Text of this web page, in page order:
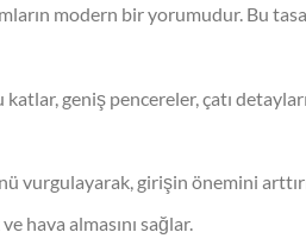
modern bir yorumudur. Bu
geniş pencereler, çatı
vurgulayarak, girişin önemini
hava almasını sağlar.